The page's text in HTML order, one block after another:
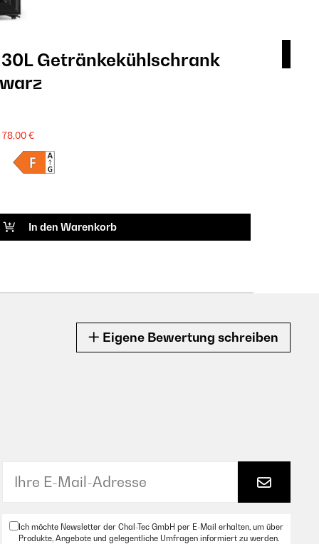
Getränkekühlschrank
78,00 €
In den Warenkorb
Eigene Bewertung schreiben
Ich möchte Newsletter der Chal-Tec GmbH per E-Mail erhalten, um über
Produkte, Angebote und gelegentliche Umfragen informiert zu werden.